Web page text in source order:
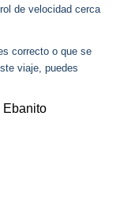
de velocidad cerca
correcto o que se
viaje, puedes
Ebanito